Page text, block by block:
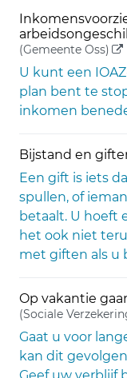
(Gemeente Oss)
U kunt een
plan bent te
inkomen
Bijstand en
Een gift is iets
spullen, of
betaalt. U hoeft
het ook niet
met giften als u
Op vakantie
(Sociale
Gaat u voor
kan dit